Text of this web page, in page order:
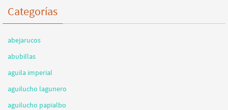
Categorías
abejarucos
abubillas
aguila imperial
aguilucho lagunero
aguilucho papialbo